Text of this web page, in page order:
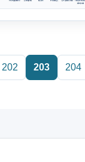
202 203 204